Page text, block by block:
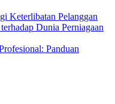
Keterlibatan Pelanggan
Dunia Perniagaan
Panduan